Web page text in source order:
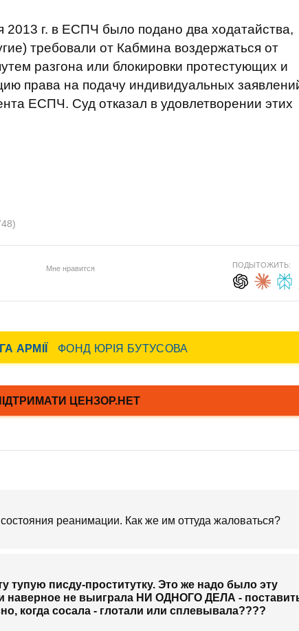
2013 г. в ЕСПЧ было подано два ходатайства,
требовали от Кабмина воздержаться от
разгона или блокировки протестующих и
права на подачу индивидуальных
ЕСПЧ. Суд отказал в удовлетворении этих
Мне нравится ПОДЫТОЖИТЬ:
реанимации. Как же им оттуда жаловаться?
тупую писду-проститутку. Это же надо было эту
наверное не выиграла НИ ОДНОГО ДЕЛА -
когда сосала - глотали или сплевывала????